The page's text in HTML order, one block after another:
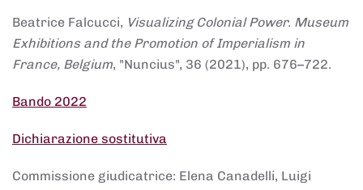
Beatrice Falcucci, Visualizing Colonial Power. Museum
Exhibitions and the Promotion of Imperialism in
France, Belgium, "Nuncius", 36 (2021), pp. 676–722.
Bando 2022
Dichiarazione sostitutiva
Commissione giudicatrice: Elena Canadelli, Luigi